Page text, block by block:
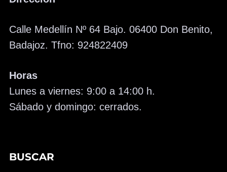
Calle Medellín Nº 64 Bajo. 06400 Don Benito,
Badajoz. Tfno: 924822409
Horas
Lunes a viernes: 9:00 a 14:00 h.
Sábado y domingo: cerrados.
BUSCAR